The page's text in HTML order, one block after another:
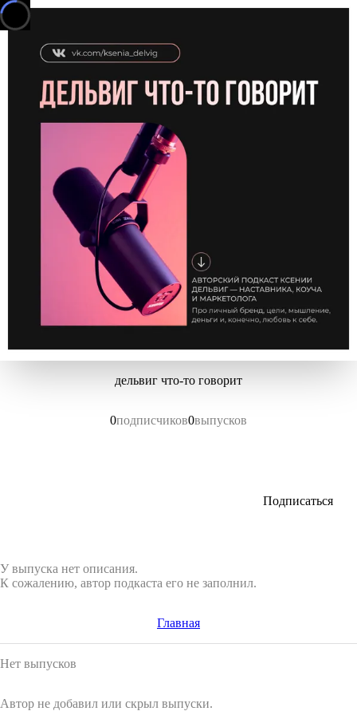
дельвиг что-то говорит
0подписчиков0выпусков
Подписаться
У выпуска нет описания.
К сожалению, автор подкаста его не заполнил.
Главная
Нет выпусков
Автор не добавил или скрыл выпуски.